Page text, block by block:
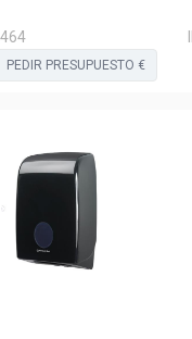
PEDIR PRESUPUESTO €